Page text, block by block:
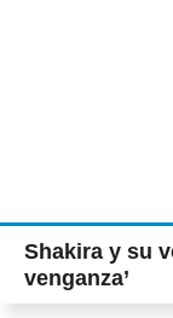
Shakira y su
venganza’